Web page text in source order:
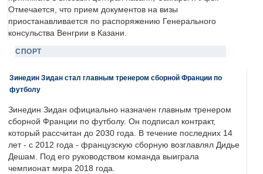
Отмечается, что прием документов на визы
приостанавливается по распоряжению Генерального
консульства Венгрии в Казани.
СПОРТ
Зинедин Зидан стал главным тренером сборной Франции по
футболу
Зинедин Зидан официально назначен главным тренером
сборной Франции по футболу. Он подписал контракт,
который рассчитан до 2030 года. В течение последних 14
лет - с 2012 года - французскую сборную возглавлял Дидье
Дешам. Под его руководством команда выиграла
чемпионат мира 2018 года.